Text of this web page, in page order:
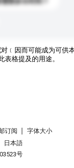
﹝因而可能成为可供
格提及的用途。
订阅
字体大小
日本語
号